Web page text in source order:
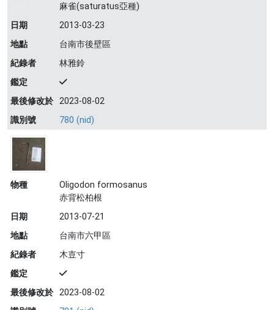
麻雀(saturatus亞種)
日期
2013-03-23
地點
台南市後壁區
紀錄者
林雅鈴
鑑定
最後修改於 2023-08-02
識別號
780 (nid)
物種
Oligodon formosanus
赤背松柏根
日期
2013-07-21
地點
台南市六甲區
紀錄者
木壴寸
鑑定
最後修改於 2023-08-02